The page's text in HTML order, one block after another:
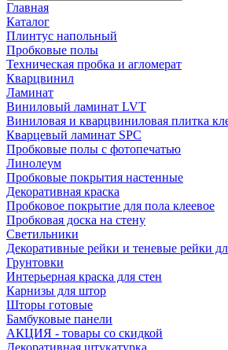
Главная
Каталог
Плинтус напольный
Пробковые полы
Техническая пробка и агломерат
Кварцвинил
Ламинат
Виниловый ламинат LVT
Виниловая и кварцвиниловая плитка
Кварцевый ламинат SPC
Пробковые полы с фотопечатью
Линолеум
Пробковые покрытия настенные
Декоративная краска
Пробковое покрытие для пола клеевое
Пробковая доска на стену
Светильники
Декоративные рейки и теневые рейки
Грунтовки
Интерьерная краска для стен
Карнизы для штор
Шторы готовые
Бамбуковые панели
АКЦИЯ - товары со скидкой
Декоративная штукатурка